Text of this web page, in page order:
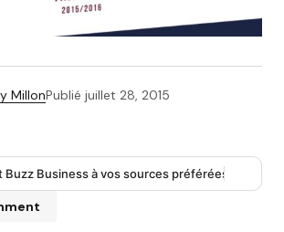
MillonPublié juillet 28, 2015
Business à vos sources préférées